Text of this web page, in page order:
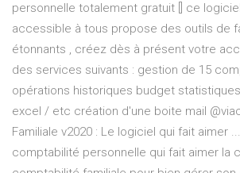
personnelle totalement gratuit [] ce
accessible à tous propose des outils de
étonnants , créez dès à présent votre
des services suivants : gestion de 15
opérations historiques budget
excel / etc création d'une boite mail
Familiale v2020 : Le logiciel qui fait aimer
comptabilité personnelle qui fait aimer la